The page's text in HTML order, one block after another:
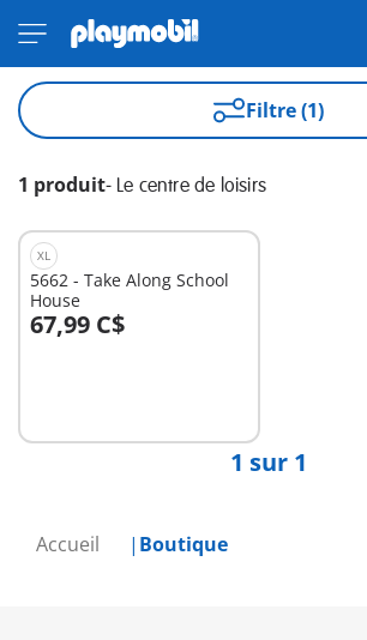
Accueil Boutique
Filtre (1)
1 produit- Le centre de loisirs
XL
5662 - Take Along School
House
67,99 C$
Au panier
1 sur 1